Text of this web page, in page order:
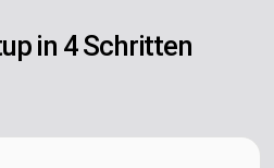
in 4 Schritten